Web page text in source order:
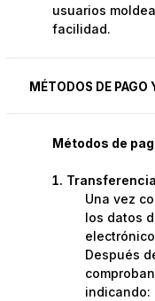
usuarios
facilidad.
MÉTODOS DE PAGO
Métodos de
Una vez
los datos
Después
indicando: